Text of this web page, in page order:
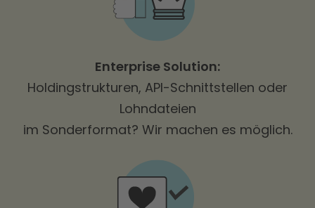
Enterprise Solution:
Holdingstrukturen, API-Schnittstellen oder
Lohndateien
im Sonderformat? Wir machen es möglich.